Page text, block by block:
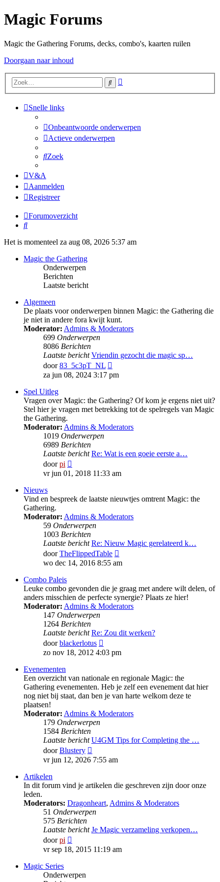
Magic Forums
Magic the Gathering Forums, decks, combo's, kaarten ruilen
Doorgaan naar inhoud
Zoek
Snelle links
Onbeantwoorde onderwerpen
Actieve onderwerpen
Zoek
V&A
Aanmelden
Registreer
Forumoverzicht
Zoek
Het is momenteel za aug 08, 2026 5:37 am
Magic the Gathering
Onderwerpen
Berichten
Laatste bericht
Algemeen
De plaats voor onderwerpen binnen Magic: the Gathering die
je niet in andere fora kwijt kunt.
Moderator: Admins & Moderators
699 Onderwerpen
8086 Berichten
Laatste bericht Vriendin gezocht die magic sp…
door83_5c3pT_NL
laatste
za jun 08, 2024 3:17 pm
Spel Uitleg
Vragen over Magic: the Gathering? Of kom je ergens niet uit?
Stel hier je vragen met betrekking tot de spelregels van Magic
the Gathering.
Moderator: Admins & Moderators
1019 Onderwerpen
6989 Berichten
Laatste bericht Re: Wat is een goeie eerste a…
doorpi
laatste
vr jun 01, 2018 11:33 am
Nieuws
Vind en bespreek de laatste nieuwtjes omtrent Magic: the
Gathering.
Moderator: Admins & Moderators
59 Onderwerpen
1003 Berichten
Laatste bericht Re: Nieuw Magic gerelateerd k…
doorTheFlippedTable
laatste
wo dec 14, 2016 8:55 am
Combo Paleis
Leuke combo gevonden die je graag met andere wilt delen, of
anders misschien de perfecte synergie? Plaats ze hier!
Moderator: Admins & Moderators
147 Onderwerpen
1264 Berichten
Laatste bericht Re: Zou dit werken?
doorblackerlotus
laatste
bericht
zo nov 18, 2012 4:03 pm
Evenementen
Een overzicht van nationale en regionale Magic: the
Gathering evenementen. Heb je zelf een evenement dat hier
nog niet bij staat, dan ben je van harte welkom deze te
plaatsen!
Moderator: Admins & Moderators
179 Onderwerpen
1584 Berichten
Laatste bericht U4GM Tips for Completing the …
doorBlustery
laatste
vr jun 12, 2026 7:55 am
Artikelen
In dit forum vind je artikelen die geschreven zijn door onze
leden.
Moderators: Dragonheart, Admins & Moderators
51 Onderwerpen
575 Berichten
Laatste bericht Je Magic verzameling verkopen…
doorpi
laatste
vr sep 18, 2015 11:19 am
Magic Series
Onderwerpen